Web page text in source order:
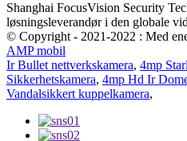
Shanghai FocusVision Security
løsningsleverandør i den globale
© Copyright - 2021-2022 : Med
AMP mobil
Ir Bullet nettverkskamera, 4mp
Sikkerhetskamera, 4mp Hd Ir
Vandalsikkert kuppelkamera,